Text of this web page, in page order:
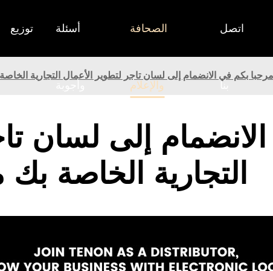
توزيع أسئلة
وأجوبة
الصحافة
والإعلام
اتصل
بنا
مرحبا بكم في الانضمام إلى لسان تاجر لتطوير الأعمال التجارية
إلى لسان
التجارية الخاصة بك